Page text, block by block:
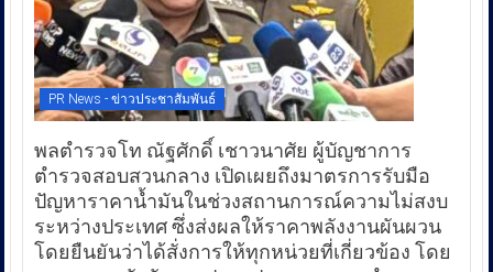
PR News - ข่าวประชาสัมพันธ์
พลตำรวจโท ณัฐศักดิ์ เชาวนาศัย ผู้บัญชาการ
ตำรวจสอบสวนกลาง เปิดเผยถึงมาตรการรับมือ
ปัญหาราคาน้ำมันในช่วงสถานการณ์ความไม่สงบ
ระหว่างประเทศ ซึ่งส่งผลให้ราคาพลังงานผันผวน
โดยยืนยันว่าได้สั่งการให้ทุกหน่วยที่เกี่ยวข้อง โดย